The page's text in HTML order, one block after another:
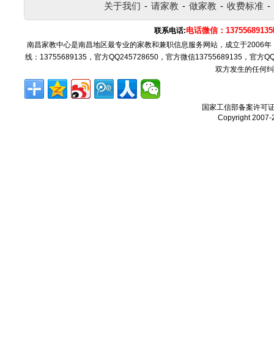
关于我们 - 请家教 - 做家教 - 收费标准 -
联系电话:电话微信：
南昌家教中心是南昌地区最专业的家教和兼职信息服务网站，成立于2006
线：13755689135，官方QQ245728650，官方微信13755689135，官方
双方发生的任何
国家工信部备案许可
Copyright 2007-